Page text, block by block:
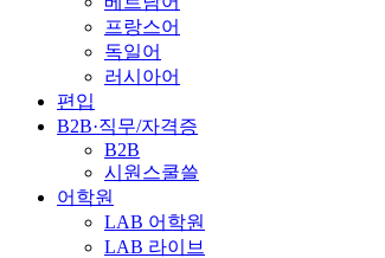
프랑스어
독일어
러시아어
편입
B2B·직무/자격증
B2B
시원스쿨쓸
어학원
LAB 어학원
LAB 라이브